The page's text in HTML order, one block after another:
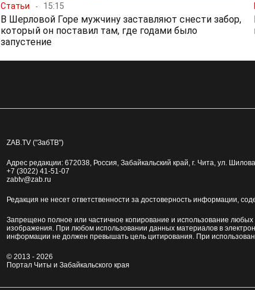
Статьи 15:15
В Шерловой Горе мужчину заставляют снести забор,
который он поставил там, где годами было
запустение
ZAB.TV ("ЗабТВ")
Адрес редакции: 672038, Россия, Забайкальский край, г. Чита ул.
+7 (3022) 41-51-07
zabtv@zab.ru
Редакция не несет ответственности за достоверность информации,
Запрещено полное или частичное копирование и использование
изображения. При любом использовании данных материалов в
информации не должен превышать цель цитирования. При
© 2013 - 2026
Портал Читы и Забайкальского края